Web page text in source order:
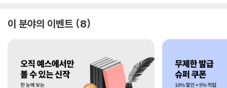
이 분야의 이벤트 8